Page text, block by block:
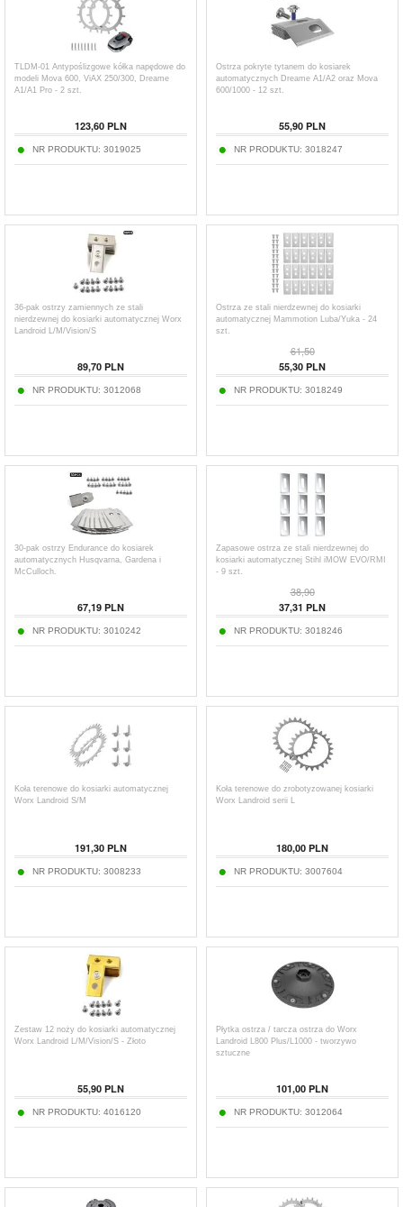
TLDM-01 Antypoślizgowe kółka napędowe do
modeli Mova 600, ViAX 250/300, Dreame
A1/A1 Pro - 2 szt.
123,60 PLN
NR PRODUKTU: 3019025
Ostrza pokryte tytanem do kosiarek
automatycznych Dreame A1/A2 oraz Mova
600/1000 - 12 szt.
55,90 PLN
NR PRODUKTU: 3018247
36-pak ostrzy zamiennych ze stali
nierdzewnej do kosiarki automatycznej Worx
Landroid L/M/Vision/S
89,70 PLN
NR PRODUKTU: 3012068
Ostrza ze stali nierdzewnej do kosiarki
automatycznej Mammotion Luba/Yuka - 24
szt.
61,50
55,30 PLN
NR PRODUKTU: 3018249
30-pak ostrzy Endurance do kosiarek
automatycznych Husqvarna, Gardena i
McCulloch.
67,19 PLN
NR PRODUKTU: 3010242
Zapasowe ostrza ze stali nierdzewnej do
kosiarki automatycznej Stihl iMOW EVO/RMI
- 9 szt.
38,90
37,31 PLN
NR PRODUKTU: 3018246
Koła terenowe do kosiarki automatycznej
Worx Landroid S/M
191,30 PLN
NR PRODUKTU: 3008233
Koła terenowe do zrobotyzowanej kosiarki
Worx Landroid serii L
180,00 PLN
NR PRODUKTU: 3007604
Zestaw 12 noży do kosiarki automatycznej
Worx Landroid L/M/Vision/S - Złoto
55,90 PLN
NR PRODUKTU: 4016120
Płytka ostrza / tarcza ostrza do Worx
Landroid L800 Plus/L1000 - tworzywo
sztuczne
101,00 PLN
NR PRODUKTU: 3012064